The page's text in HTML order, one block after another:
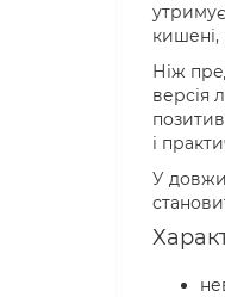
кишені,
Ніж
версія
і
У